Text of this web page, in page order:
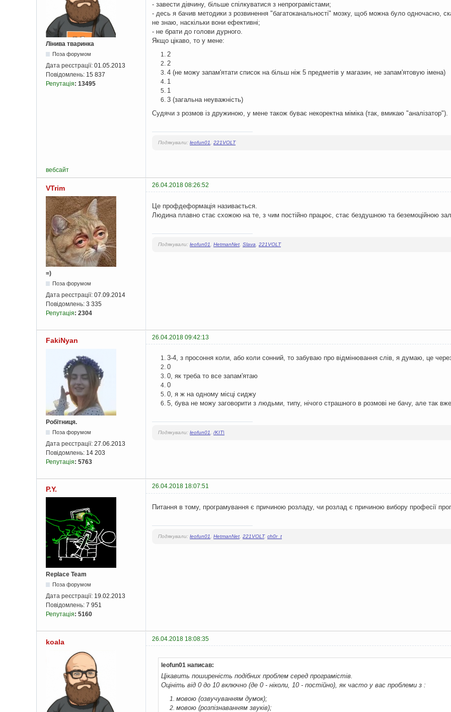
Лінива тваринка
Поза форумом
Дата реєстрації: 01.05.2013
Повідомлень: 15 837
Репутація: 13495
- завести дівчину, більше спілкуватися з непрограмістами;
- десь я бачив методики з розвинення "багатоканальності" мозку, щоб можна було одночасно,
не знаю, наскільки вони ефективні;
- не брати до голови дурного.
Якщо цікаво, то у мене:
2
2
4 (не можу запам'ятати список на більш ніж 5 предметів у магазин, не запам'ятовую імена)
1
1
3 (загальна неуважність)
Судячи з розмов із дружиною, у мене також буває некоректна міміка (так, вмикаю "аналізатор").
Подякували: leofun01 221VOLT
вебсайт
VTrim 26.04.2018 08:26:52
=)
Поза форумом
Дата реєстрації: 07.09.2014
Повідомлень: 3 335
Репутація: 2304
Це профдеформація називається.
Людина плавно стає схожою на те, з чим постійно працює, стає бездушною та беземоційною
Подякували: leofun01 HetmanNet Slava 221VOLT
FakiNyan 26.04.2018 09:42:13
Робітниця.
Поза форумом
Дата реєстрації: 27.06.2013
Повідомлень: 14 203
Репутація: 5763
3-4, з просоння коли, або коли сонний, то забуваю про відмінювання слів, я думаю, це
0
0, як треба то все запам'ятаю
0
0, я ж на одному місці сиджу
5, бува не можу заговорити з людьми, типу, нічого страшного в розмові не бачу, але так
Подякували: leofun01 /KIT\
P.Y. 26.04.2018 18:07:51
Replace Team
Поза форумом
Дата реєстрації: 19.02.2013
Повідомлень: 7 951
Репутація: 5160
Питання в тому, програмування є причиною розладу, чи розлад є причиною вибору професії
Подякували: leofun01 HetmanNet 221VOLT, ch0r_t
koala 26.04.2018 18:08:35
leofun01 написав:
Цікавить поширеність подібних проблем серед програмістів.
Оцініть від 0 до 10 включно (де 0 - ніколи, 10 - постійно), як часто у вас проблеми з :
мовою (озвучуванням думок);
мовою (розпізнаванням звуків);